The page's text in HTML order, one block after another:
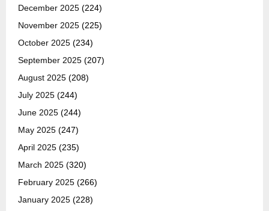
December 2025 (224)
November 2025 (225)
October 2025 (234)
September 2025 (207)
August 2025 (208)
July 2025 (244)
June 2025 (244)
May 2025 (247)
April 2025 (235)
March 2025 (320)
February 2025 (266)
January 2025 (228)